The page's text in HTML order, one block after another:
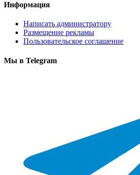
Информация
Написать администратору
Размещение рекламы
Пользовательское соглашение
Мы в Telegram